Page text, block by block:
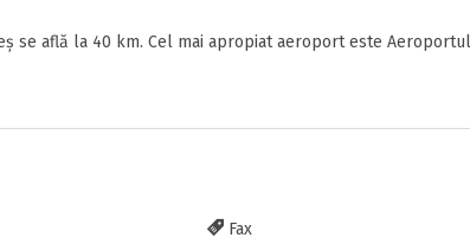
se află la 40 km. Cel mai apropiat aeroport este Aeroportul
Fax
pe grupul nostru de cazare